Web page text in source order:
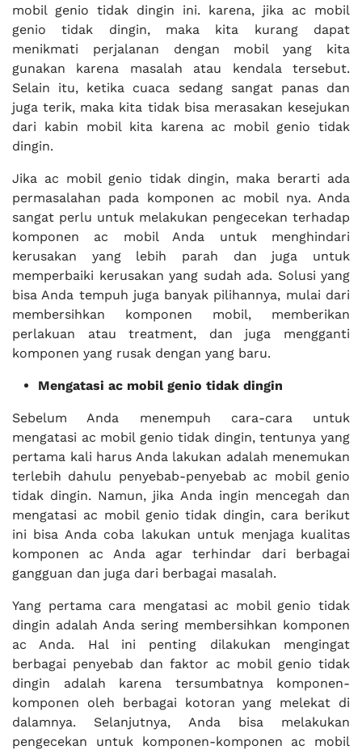
mobil genio tidak dingin ini. karena, jika ac mobil
genio tidak dingin, maka kita kurang dapat
menikmati perjalanan dengan mobil yang kita
gunakan karena masalah atau kendala tersebut.
Selain itu, ketika cuaca sedang sangat panas dan
juga terik, maka kita tidak bisa merasakan kesejukan
dari kabin mobil kita karena ac mobil genio tidak
dingin.
Jika ac mobil genio tidak dingin, maka berarti ada
permasalahan pada komponen ac mobil nya. Anda
sangat perlu untuk melakukan pengecekan terhadap
komponen ac mobil Anda untuk menghindari
kerusakan yang lebih parah dan juga untuk
memperbaiki kerusakan yang sudah ada. Solusi yang
bisa Anda tempuh juga banyak pilihannya, mulai dari
membersihkan komponen mobil, memberikan
perlakuan atau treatment, dan juga mengganti
komponen yang rusak dengan yang baru.
Mengatasi ac mobil genio tidak dingin
Sebelum Anda menempuh cara-cara untuk
mengatasi ac mobil genio tidak dingin, tentunya yang
pertama kali harus Anda lakukan adalah menemukan
terlebih dahulu penyebab-penyebab ac mobil genio
tidak dingin. Namun, jika Anda ingin mencegah dan
mengatasi ac mobil genio tidak dingin, cara berikut
ini bisa Anda coba lakukan untuk menjaga kualitas
komponen ac Anda agar terhindar dari berbagai
gangguan dan juga dari berbagai masalah.
Yang pertama cara mengatasi ac mobil genio tidak
dingin adalah Anda sering membersihkan komponen
ac Anda. Hal ini penting dilakukan mengingat
berbagai penyebab dan faktor ac mobil genio tidak
dingin adalah karena tersumbatnya komponen-
komponen oleh berbagai kotoran yang melekat di
dalamnya. Selanjutnya, Anda bisa melakukan
pengecekan untuk komponen-komponen ac mobil